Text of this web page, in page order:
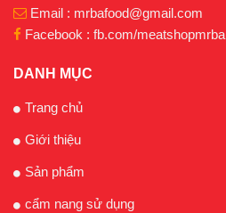
Email : mrbafood@gmail.com
Facebook : fb.com/meatshopmrba
DANH MỤC
Trang chủ
Giới thiệu
Sản phẩm
cẩm nang sử dụng